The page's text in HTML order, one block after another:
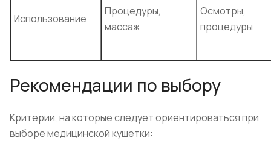
Использование
Процедуры,
массаж
Осмотры,
процедуры
Рекомендации по выбору
Критерии, на которые следует ориентироватьсяпри
выборе медицинской кушетки: